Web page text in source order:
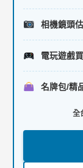
相機鏡頭
電玩遊戲
名牌包/精
全